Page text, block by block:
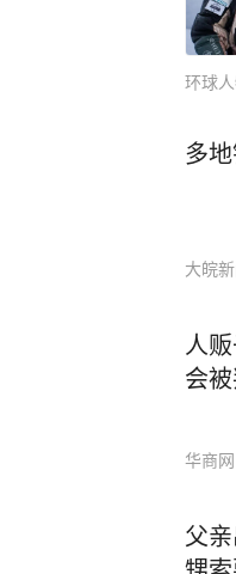
环球
多
大皖
人
会
华商网
父